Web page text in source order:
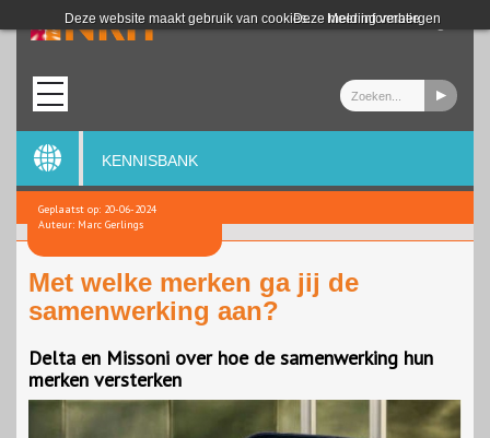
Deze website maakt gebruik van cookies. Meer informatie
Deze melding verbergen
Login
KENNISBANK
Geplaatst op: 20-06-2024
Auteur: Marc Gerlings
Met welke merken ga jij de
samenwerking aan?
Delta en Missoni over hoe de samenwerking hun
merken versterken